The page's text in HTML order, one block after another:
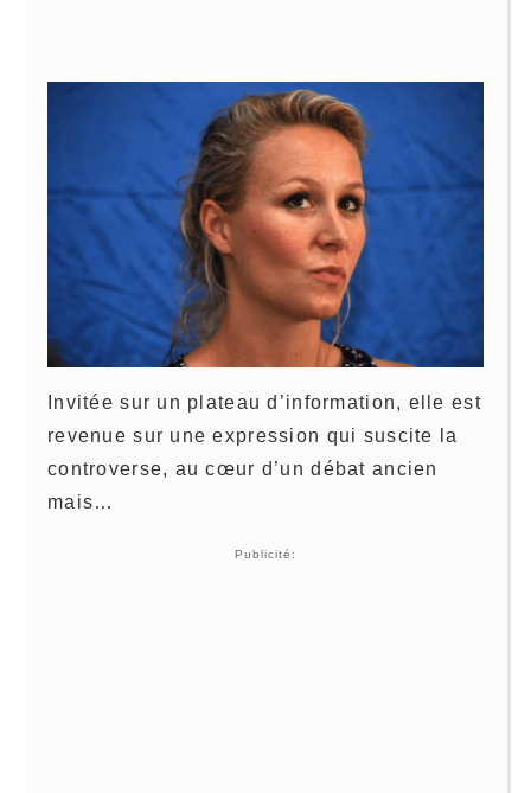
Invitée sur un plateau d’information, elle est
revenue sur une expression qui suscite la
controverse, au cœur d’un débat ancien
mais…
Publicité: